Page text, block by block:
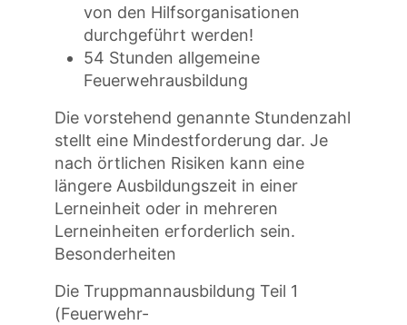
von den Hilfsorganisationen
durchgeführt werden!
54 Stunden allgemeine
Feuerwehrausbildung
Die vorstehend genannte Stundenzahl
stellt eine Mindestforderung dar. Je
nach örtlichen Risiken kann eine
längere Ausbildungszeit in einer
Lerneinheit oder in mehreren
Lerneinheiten erforderlich sein.
Besonderheiten
Die Truppmannausbildung Teil 1
(Feuerwehr-